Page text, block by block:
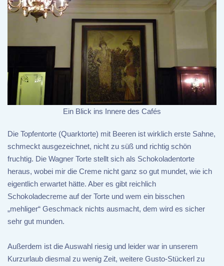
Ein Blick ins Innere des Cafés
Die Topfentorte (Quarktorte) mit Beeren ist wirklich erste Sahne,
schmeckt ausgezeichnet, nicht zu süß und richtig schön
fruchtig. Die Wagner Torte stellt sich als Schokoladentorte
heraus, wobei mir die Creme nicht ganz so gut mundet, wie ich
eigentlich erwartet hätte. Aber es gibt reichlich
Schokoladecreme auf der Torte und wem ein bisschen
„mehliger“ Geschmack nichts ausmacht, dem wird es sicher
sehr gut munden.
Außerdem ist die Auswahl riesig und leider war in unserem
Kurzurlaub diesmal zu wenig Zeit, weitere Gusto-Stückerl zu